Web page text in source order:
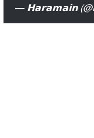
— 𝗛𝗮𝗿𝗮𝗺𝗮𝗶𝗻